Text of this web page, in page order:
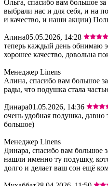
Ольга, спасибо вам большое
выбрали нас и для себя, и на
и качество, и наши акции)
Алина05.05.2026, 14:28
теперь каждый день обнимаю
хорошее качество, довольна
Менеджер Linens
Алина, спасибо вам большое
рады, что подушка стала
Динара01.05.2026, 14:36
очень удобная подушка, давно
большое)
Менеджер Linens
Динара, спасибо вам большое
нашли именно ту подушку,
долго и делает ваш сон ещё